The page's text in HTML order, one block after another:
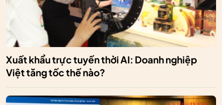
Xuất khẩu trực tuyến thời AI: Doanh nghiệp
Việt tăng tốc thế nào?